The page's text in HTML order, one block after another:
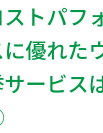
導入
ストパフ
に優れた
ービス